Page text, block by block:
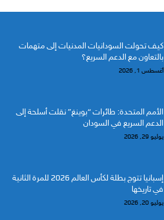
كيف تحولت السودانيات المدنيات إلى متهمات
بالتعاون مع الدعم السريع؟
أغسطس 1, 2026
الأمم المتحدة: طائرات “بوينغ” نقلت أسلحة إلى
الدعم السريع في السودان
يوليو 29, 2026
إسبانيا تتوج بطلة لكأس العالم 2026 للمرة الثانية
في تاريخها
يوليو 20, 2026